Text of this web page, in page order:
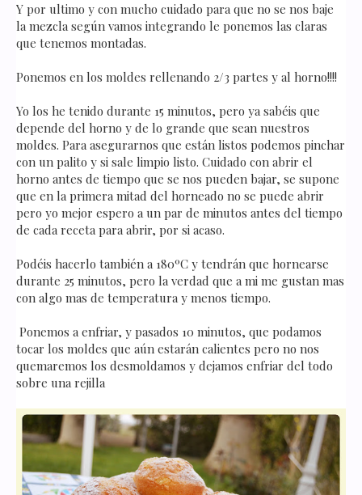
Y por ultimo y con mucho cuidado para que no se nos baje
la mezcla según vamos integrando le ponemos las claras
que tenemos montadas.
Ponemos en los moldes rellenando 2/3 partes y al horno!!!!
Yo los he tenido durante 15 minutos, pero ya sabéis que
depende del horno y de lo grande que sean nuestros
moldes. Para asegurarnos que están listos podemos pinchar
con un palito y si sale limpio listo. Cuidado con abrir el
horno antes de tiempo que se nos pueden bajar, se supone
que en la primera mitad del horneado no se puede abrir
pero yo mejor espero a un par de minutos antes del tiempo
de cada receta para abrir, por si acaso.
Podéis hacerlo también a 180ºC y tendrán que hornearse
durante 25 minutos, pero la verdad que a mi me gustan mas
con algo mas de temperatura y menos tiempo.
Ponemos a enfriar, y pasados 10 minutos, que podamos
tocar los moldes que aún estarán calientes pero no nos
quemaremos los desmoldamos y dejamos enfriar del todo
sobre una rejilla